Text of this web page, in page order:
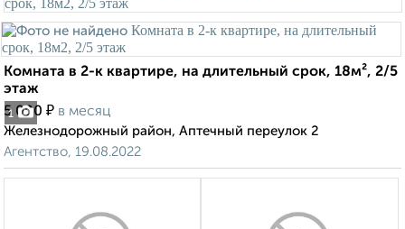
1
Комната в 2-к квартире, на длительный срок, 18м², 2/5
этаж
5 000 ₽ в месяц
Железнодорожный район, Аптечный переулок 2
Агентство, 19.08.2022